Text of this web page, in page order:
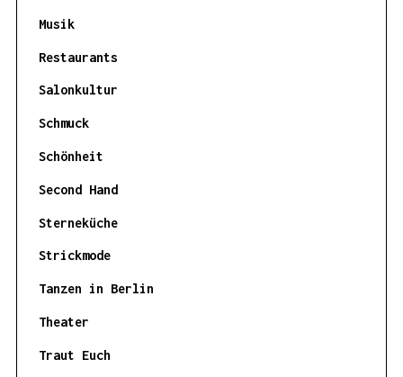
Musik
Restaurants
Salonkultur
Schmuck
Schönheit
Second Hand
Sterneküche
Strickmode
Tanzen in Berlin
Theater
Traut Euch